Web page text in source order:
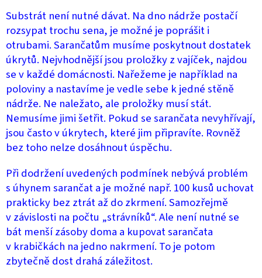
Substrát není nutné dávat. Na dno nádrže postačí
rozsypat trochu sena, je možné je poprášit i
otrubami. Sarančatům musíme poskytnout dostatek
úkrytů. Nejvhodnější jsou proložky z vajíček, najdou
se v každé domácnosti. Nařežeme je například na
poloviny a nastavíme je vedle sebe k jedné stěně
nádrže. Ne naležato, ale proložky musí stát.
Nemusíme jimi šetřit. Pokud se sarančata nevyhřívají,
jsou často v úkrytech, které jim připravíte. Rovněž
bez toho nelze dosáhnout úspěchu.
Při dodržení uvedených podmínek nebývá problém
s úhynem sarančat a je možné např. 100 kusů uchovat
prakticky bez ztrát až do zkrmení. Samozřejmě
v závislosti na počtu „strávníků“. Ale není nutné se
bát menší zásoby doma a kupovat sarančata
v krabičkách na jedno nakrmení. To je potom
zbytečně dost drahá záležitost.